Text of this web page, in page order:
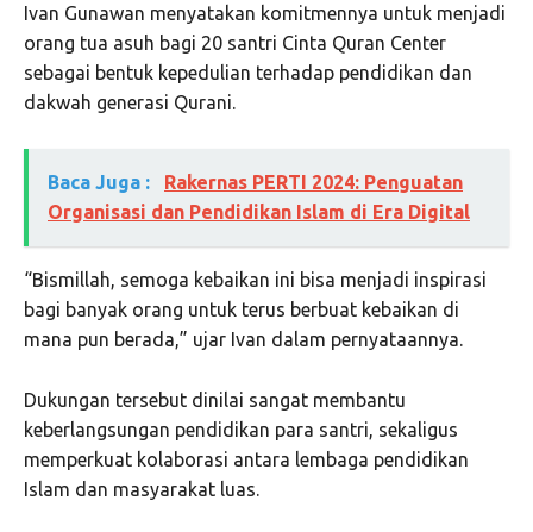
Ivan Gunawan menyatakan komitmennya untuk menjadi
orang tua asuh bagi 20 santri Cinta Quran Center
sebagai bentuk kepedulian terhadap pendidikan dan
dakwah generasi Qurani.
Baca Juga :
Rakernas PERTI 2024: Penguatan
Organisasi dan Pendidikan Islam di Era Digital
“Bismillah, semoga kebaikan ini bisa menjadi inspirasi
bagi banyak orang untuk terus berbuat kebaikan di
mana pun berada,” ujar Ivan dalam pernyataannya.
Dukungan tersebut dinilai sangat membantu
keberlangsungan pendidikan para santri, sekaligus
memperkuat kolaborasi antara lembaga pendidikan
Islam dan masyarakat luas.